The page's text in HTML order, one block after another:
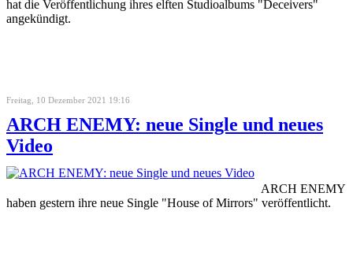
hat die Veröffentlichung ihres elften Studioalbums "Deceivers"
angekündigt.
Freitag, 10 Dezember 2021 19:16
ARCH ENEMY: neue Single und neues
Video
ARCH ENEMY
haben gestern ihre neue Single "House of Mirrors" veröffentlicht.